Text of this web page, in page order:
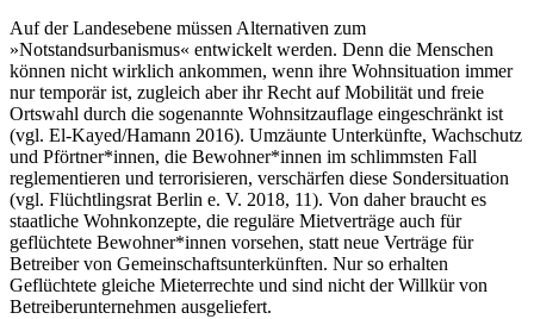
Auf der Landesebene müssen Alternativen zum
»Notstandsurbanismus« entwickelt werden. Denn die Menschen
können nicht wirklich ankommen, wenn ihre Wohnsituation immer
nur temporär ist, zugleich aber ihr Recht auf Mobilität und freie
Ortswahl durch die sogenannte Wohnsitzauflage eingeschränkt ist
(vgl. El-Kayed/Hamann 2016). Umzäunte Unterkünfte, Wachschutz
und Pförtner*innen, die Bewohner*innen im schlimmsten Fall
reglementieren und terrorisieren, verschärfen diese Sondersituation
(vgl. Flüchtlingsrat Berlin e. V. 2018, 11). Von daher braucht es
staatliche Wohnkonzepte, die reguläre Mietverträge auch für
geflüchtete Bewohner*innen vorsehen, statt neue Verträge für
Betreiber von Gemeinschaftsunterkünften. Nur so erhalten
Geflüchtete gleiche Mieterrechte und sind nicht der Willkür von
Betreiberunternehmen ausgeliefert.